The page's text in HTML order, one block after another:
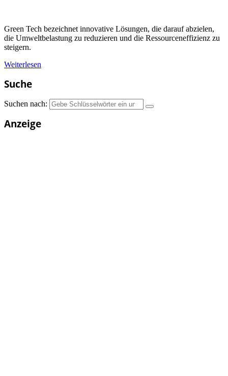
Green Tech bezeichnet innovative Lösungen, die darauf abzielen,
die Umweltbelastung zu reduzieren und die Ressourceneffizienz zu
steigern.
Weiterlesen
Suche
Suchen nach:
Anzeige